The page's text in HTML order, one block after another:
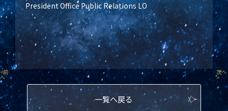
President Office Public Relations LO
<前
へ
一覧へ戻る
次へ
>